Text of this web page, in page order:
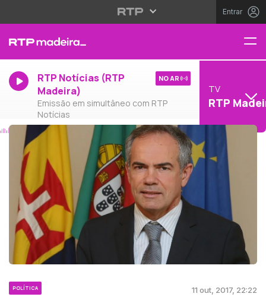
Entrar
RTP Notícias (RTP
Madeira)
Emissão em simultâneo com RTP
Notícias
NO AR
TV
RTP
POLÍTICA 11 out, 2017, 22:22